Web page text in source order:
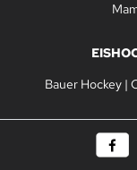
Bauer Hockey|